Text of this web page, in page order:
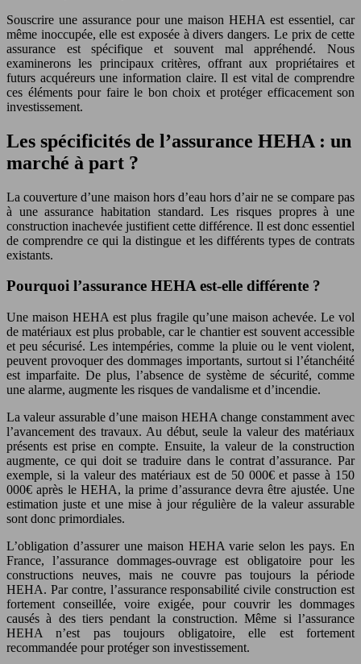
Souscrire une assurance pour une maison HEHA est essentiel, car
même inoccupée, elle est exposée à divers dangers. Le prix de cette
assurance est spécifique et souvent mal appréhendé. Nous
examinerons les principaux critères, offrant aux propriétaires et
futurs acquéreurs une information claire. Il est vital de comprendre
ces éléments pour faire le bon choix et protéger efficacement son
investissement.
Les spécificités de l’assurance HEHA : un
marché à part ?
La couverture d’une maison hors d’eau hors d’air ne se compare pas
à une assurance habitation standard. Les risques propres à une
construction inachevée justifient cette différence. Il est donc essentiel
de comprendre ce qui la distingue et les différents types de contrats
existants.
Pourquoi l’assurance HEHA est-elle différente ?
Une maison HEHA est plus fragile qu’une maison achevée. Le vol
de matériaux est plus probable, car le chantier est souvent accessible
et peu sécurisé. Les intempéries, comme la pluie ou le vent violent,
peuvent provoquer des dommages importants, surtout si l’étanchéité
est imparfaite. De plus, l’absence de système de sécurité, comme
une alarme, augmente les risques de vandalisme et d’incendie.
La valeur assurable d’une maison HEHA change constamment avec
l’avancement des travaux. Au début, seule la valeur des matériaux
présents est prise en compte. Ensuite, la valeur de la construction
augmente, ce qui doit se traduire dans le contrat d’assurance. Par
exemple, si la valeur des matériaux est de 50 000€ et passe à 150
000€ après le HEHA, la prime d’assurance devra être ajustée. Une
estimation juste et une mise à jour régulière de la valeur assurable
sont donc primordiales.
L’obligation d’assurer une maison HEHA varie selon les pays. En
France, l’assurance dommages-ouvrage est obligatoire pour les
constructions neuves, mais ne couvre pas toujours la période
HEHA. Par contre, l’assurance responsabilité civile construction est
fortement conseillée, voire exigée, pour couvrir les dommages
causés à des tiers pendant la construction. Même si l’assurance
HEHA n’est pas toujours obligatoire, elle est fortement
recommandée pour protéger son investissement.